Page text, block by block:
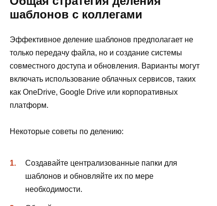
шаблонов с коллегами
Эффективное деление шаблонов предполагает не
только передачу файла, но и создание системы
совместного доступа и обновления. Варианты могут
включать использование облачных сервисов, таких
как OneDrive, Google Drive или корпоративных
платформ.
Некоторые советы по делению:
Создавайте централизованные папки для
шаблонов и обновляйте их по мере
необходимости.